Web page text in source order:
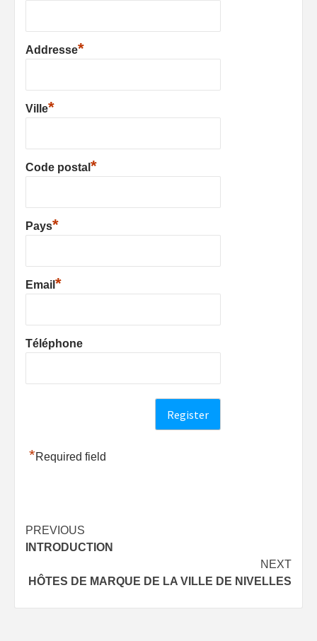
Addresse*
Ville*
Code postal *
Pays*
Email *
Téléphone
*Required field
Post
navigation
PREVIOUS
INTRODUCTION
NEXT
HÔTES DE MARQUE DE LA VILLE DE NIVELLES